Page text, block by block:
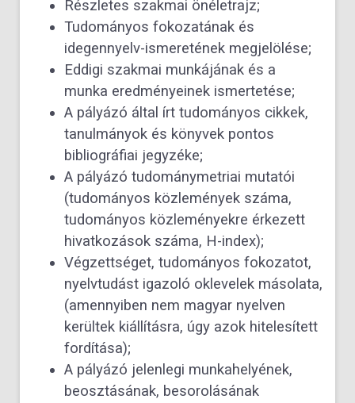
Részletes szakmai önéletrajz;
Tudományos fokozatának és
idegennyelv-ismeretének megjelölése;
Eddigi szakmai munkájának és a
munka eredményeinek ismertetése;
A pályázó által írt tudományos cikkek,
tanulmányok és könyvek pontos
bibliográfiai jegyzéke;
A pályázó tudománymetriai mutatói
(tudományos közlemények száma,
tudományos közleményekre érkezett
hivatkozások száma, H-index);
Végzettséget, tudományos fokozatot,
nyelvtudást igazoló oklevelek másolata,
(amennyiben nem magyar nyelven
kerültek kiállításra, úgy azok hitelesített
fordítása);
A pályázó jelenlegi munkahelyének,
beosztásának, besorolásának